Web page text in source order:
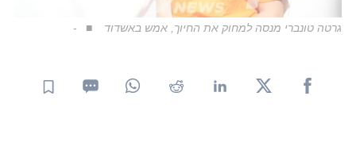
גרטה טונברי מנסה למחוק את החיוך, אמש באשדוד -